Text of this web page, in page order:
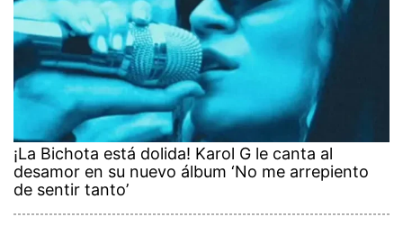
¡La Bichota está dolida! Karol G le canta al
desamor en su nuevo álbum ‘No me arrepiento
de sentir tanto’